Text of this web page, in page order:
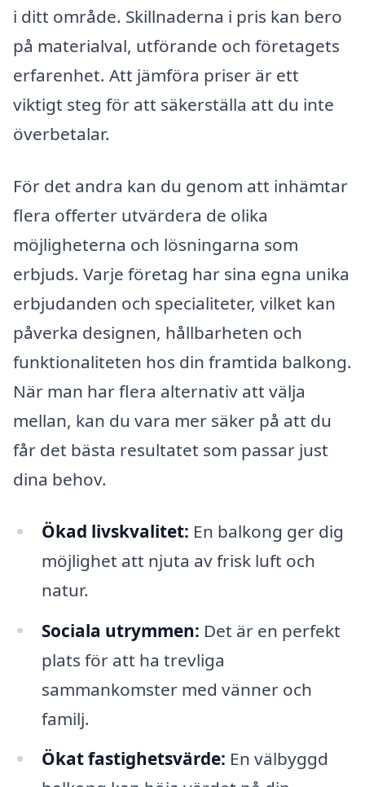
i ditt område. Skillnaderna i pris kan bero
på materialval, utförande och företagets
erfarenhet. Att jämföra priser är ett
viktigt steg för att säkerställa att du inte
överbetalar.
För det andra kan du genom att inhämtar
flera offerter utvärdera de olika
möjligheterna och lösningarna som
erbjuds. Varje företag har sina egna unika
erbjudanden och specialiteter, vilket kan
påverka designen, hållbarheten och
funktionaliteten hos din framtida balkong.
När man har flera alternativ att välja
mellan, kan du vara mer säker på att du
får det bästa resultatet som passar just
dina behov.
Ökad livskvalitet: En balkong ger dig
möjlighet att njuta av frisk luft och
natur.
Sociala utrymmen: Det är en perfekt
plats för att ha trevliga
sammankomster med vänner och
familj.
Ökat fastighetsvärde: En välbyggd